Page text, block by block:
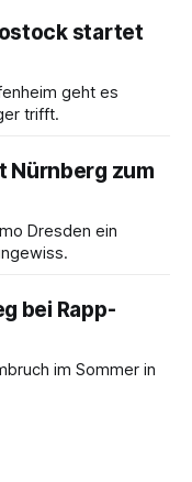
startet
geht es
trifft.
Nürnberg zum
Dresden ein
bei Rapp-
im Sommer in